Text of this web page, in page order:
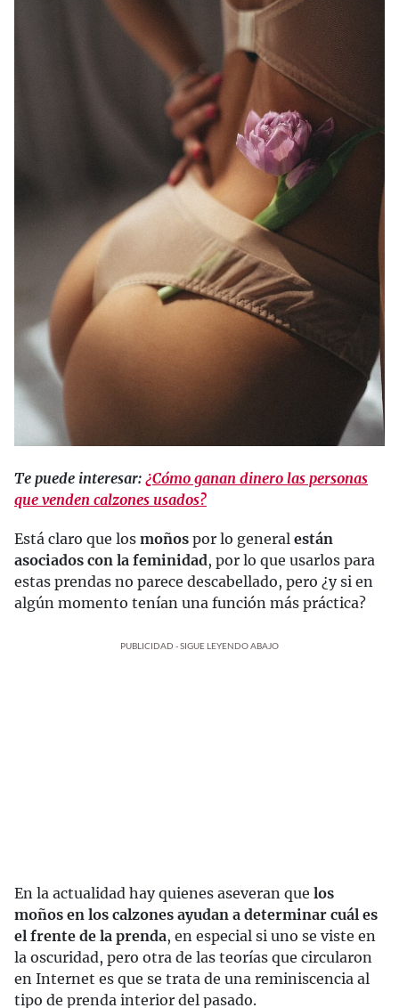
Te puede interesar: ¿Cómo ganan dinero las personas
que venden calzones usados?
Está claro que los moños por lo general están
asociados con la feminidad, por lo que usarlos para
estas prendas no parece descabellado, pero ¿y si en
algún momento tenían una función más práctica?
PUBLICIDAD - SIGUE LEYENDO ABAJO
En la actualidad hay quienes aseveran que los
moños en los calzones ayudan a determinar cuál es
el frente de la prenda, en especial si uno se viste en
la oscuridad, pero otra de las teorías que circularon
en Internet es que se trata de una reminiscencia al
tipo de prenda interior del pasado.